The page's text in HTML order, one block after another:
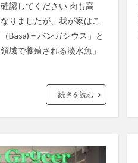
認してください 肉も高
りましたが、我が家はこ
Basa)＝バンガシウス」と
域で養殖される淡水魚」
続きを読む